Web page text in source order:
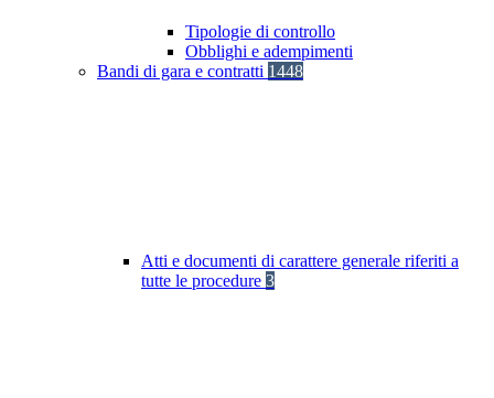
Tipologie di controllo
Obblighi e adempimenti
Bandi di gara e contratti 1448
Atti e documenti di carattere generale riferiti a
tutte le procedure 3